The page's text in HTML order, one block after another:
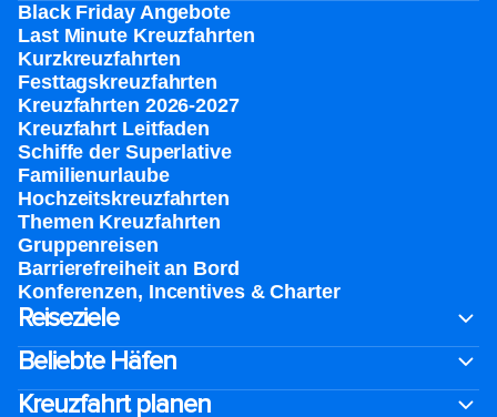
Black Friday Angebote
Last Minute Kreuzfahrten
Kurzkreuzfahrten​
Festtagskreuzfahrten​
Kreuzfahrten 2026-2027
Kreuzfahrt Leitfaden
Schiffe der Superlative
Familienurlaube​
Hochzeitskreuzfahrten
Themen Kreuzfahrten
Gruppenreisen
Barrierefreiheit an Bord​
Konferenzen, Incentives & Charter
Reiseziele
Beliebte Häfen
Kreuzfahrt planen